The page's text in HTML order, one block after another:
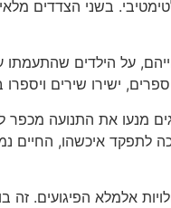
בשני הצדדים
על הילדים שהתעמתו
ישירו שירים ויספרו
מנעו את התנועה מכפר
לתפקד איכשהו, החיים
אלמלא הפיגועים. זה